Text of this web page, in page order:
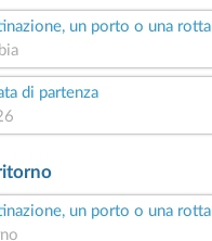
un porto o una rotta
di partenza
un porto o una rotta